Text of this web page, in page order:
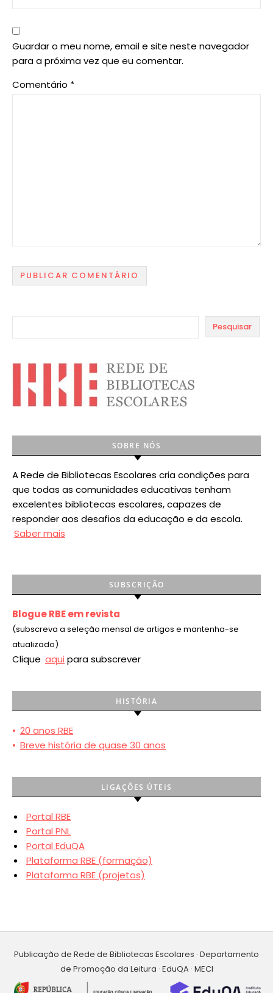
Guardar o meu nome, email e site neste navegador
para a próxima vez que eu comentar.
Comentário *
Pesquisar
SOBRE NÓS
A Rede de Bibliotecas Escolares cria condições para
que todas as comunidades educativas tenham
excelentes bibliotecas escolares, capazes de
responder aos desafios da educação e da escola.
Saber mais
SUBSCRIÇÃO
Blogue RBE em revista
(subscreva a seleção mensal de artigos e mantenha-se
atualizado)
Clique aqui para subscrever
HISTÓRIA
• 20 anos RBE
• Breve história de quase 30 anos
LIGAÇÕES ÚTEIS
Portal RBE
Portal PNL
Portal EduQA
Plataforma RBE (formação)
Plataforma RBE (projetos)
Publicação de Rede de Bibliotecas Escolares · Departamento
de Promoção da Leitura · EduQA · MECI